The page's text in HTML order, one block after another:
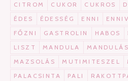
CITROM
CUKOR CUKROS
ÉDES
ÉDESSÉG ENNI
FŐZNI
GASTROLIN HABOS
LISZT
MANDULA MANDULÁS
MAZSOLÁS
MUTIMITESZEL
PALACSINTA
PALI